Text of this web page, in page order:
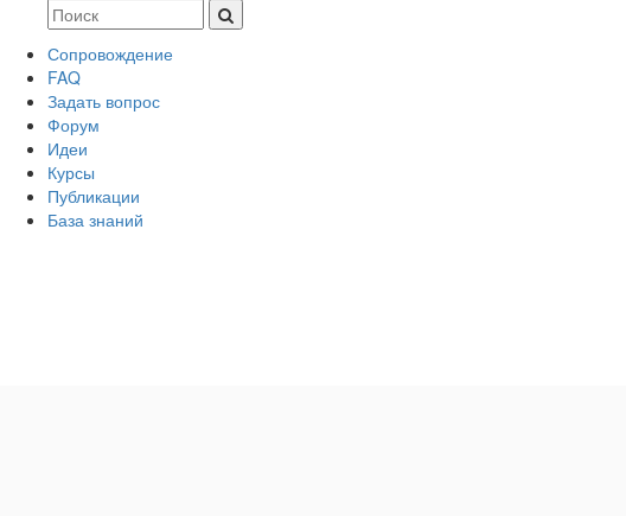
Сопровождение
FAQ
Задать вопрос
Форум
Идеи
Курсы
Публикации
База знаний